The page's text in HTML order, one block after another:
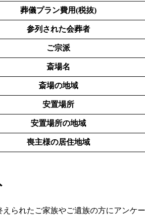
葬儀プラン費用(税抜)
参列された会葬者
ご宗派
斎場名
斎場の地域
安置場所
安置場所の地域
喪主様の居住地域
られたご家族やご遺族の方にアン